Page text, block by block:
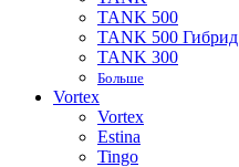
TANK 500
TANK 500 Гибрид
TANK 300
Больше
Vortex
Vortex
Estina
Tingo